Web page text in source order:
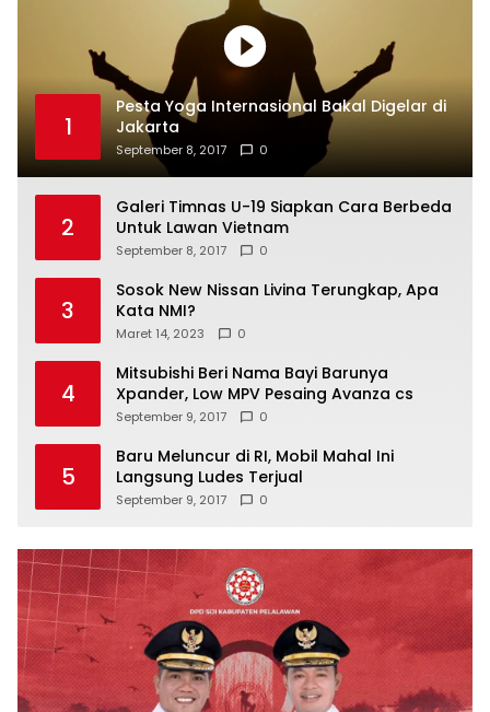
1
Pesta Yoga Internasional Bakal Digelar di
Jakarta
September 8, 2017 0
2
Galeri Timnas U-19 Siapkan Cara Berbeda
Untuk Lawan Vietnam
September 8, 2017 0
3
Sosok New Nissan Livina Terungkap, Apa
Kata NMI?
Maret 14, 2023 0
4
Mitsubishi Beri Nama Bayi Barunya
Xpander, Low MPV Pesaing Avanza cs
September 9, 2017 0
5
Baru Meluncur di RI, Mobil Mahal Ini
Langsung Ludes Terjual
September 9, 2017 0